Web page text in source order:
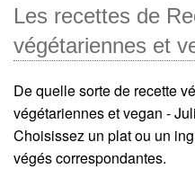
Les recettes de
végétariennes et
De quelle sorte de recette
végétariennes et vegan -
Choisissez un plat ou un
végés correspondantes.